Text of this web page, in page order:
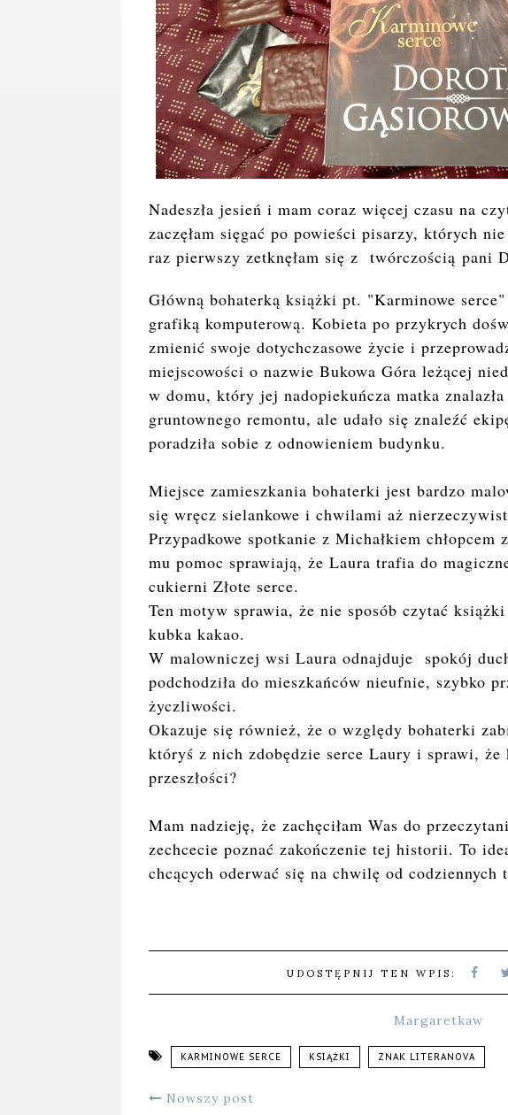
Nadeszła jesień i mam coraz więcej czasu na
zaczęłam sięgać po powieści pisarzy, których
raz pierwszy zetknęłam się z twórczością pani
Główną bohaterką książki pt. "Karminowe
grafiką komputerową. Kobieta po przykrych
zmienić swoje dotychczasowe życie i
miejscowości o nazwie Bukowa Góra leżącej
w domu, który jej nadopiekuńcza matka
gruntownego remontu, ale udało się znaleźć
poradziła sobie z odnowieniem budynku.
Miejsce zamieszkania bohaterki jest bardzo
się wręcz sielankowe i chwilami aż
Przypadkowe spotkanie z Michałkiem chłopcem
mu pomoc sprawiają, że Laura trafia do
cukierni Złote serce.
Ten motyw sprawia, że nie sposób czytać
kubka kakao.
W malowniczej wsi Laura odnajduje spokój
podchodziła do mieszkańców nieufnie, szybko
życzliwości.
Okazuje się również, że o względy bohaterki
któryś z nich zdobędzie serce Laury i sprawi, że
przeszłości?
Mam nadzieję, że zachęciłam Was do
zechcecie poznać zakończenie tej historii. To
chcących oderwać się na chwilę od codziennych
UDOSTĘPNIJ TEN WPIS:
Margaretkaw
KARMINOWE SERCE KSIĄŻKI ZNAK LITERANOVA
Nowszy post